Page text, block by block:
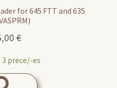
for 645 FTT and 635
€
prece/-es